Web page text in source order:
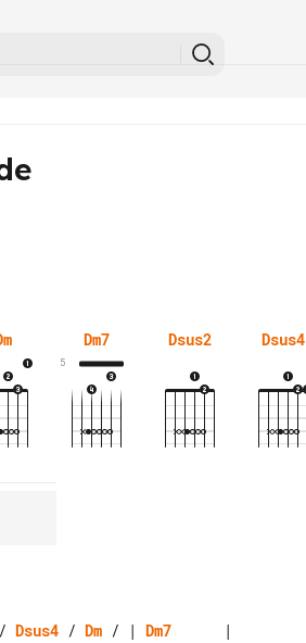
Dm7
5
Dsus2 Dsus4
/ Dsus4 / Dm / | Dm7